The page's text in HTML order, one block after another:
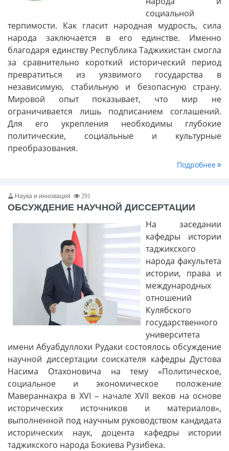
социальной
терпимости. Как гласит народная мудрость, сила
народа заключается в его единстве. Именно
благодаря единству Республика Таджикистан смогла
за сравнительно короткий исторический период
превратиться из уязвимого государства в
независимую, стабильную и безопасную страну.
Мировой опыт показывает, что мир не
ограничивается лишь подписанием соглашений.
Для его укрепления необходимы глубокие
политические, социальные и культурные
преобразования.
Подробнее
Наука и инновация 291
ОБСУЖДЕНИЕ НАУЧНОЙ ДИССЕРТАЦИИ
На заседании
кафедры истории
таджикского
народа факультета
истории, права и
международных
отношений
Кулябского
государственного
университета
имени Абуабдуллохи Рудаки состоялось обсуждение
научной диссертации соискателя кафедры Дустова
Насима Отахоновича на тему «Политическое,
социальное и экономическое положение
Мавераннахра в XVI – начале XVII веков на основе
исторических источников и материалов»,
выполненной под научным руководством кандидата
исторических наук, доцента кафедры истории
таджикского народа Бокиева Рузибека.